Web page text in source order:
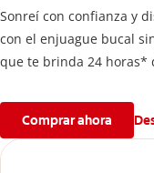
Sonreí con confianza y
con el enjuague bucal
que te brinda 24 horas*
Comprar ahora